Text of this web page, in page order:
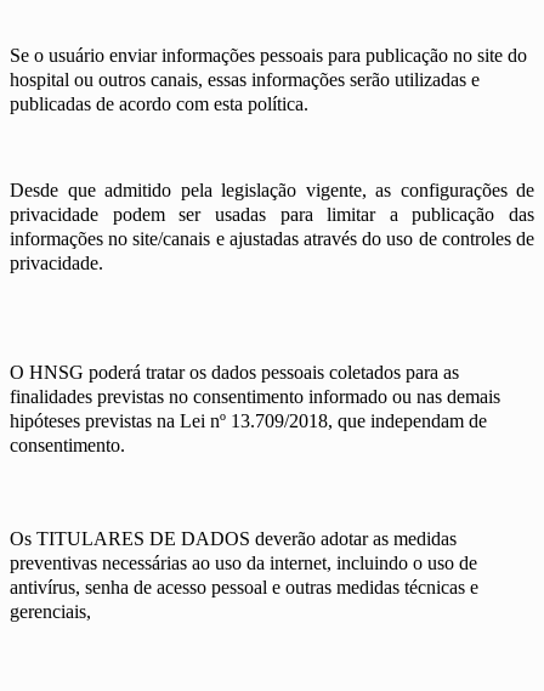
Se o usuário enviar informações pessoais para publicação no site do
hospital ou outros canais, essas informações serão utilizadas e
publicadas de acordo com esta política.
Desde que admitido pela legislação vigente, as configurações de
privacidade podem ser usadas para limitar a publicação das
informações no site/canais e ajustadas através do uso de controles de
privacidade.
O HNSG poderá tratar os dados pessoais coletados para as
finalidades previstas no consentimento informado ou nas demais
hipóteses previstas na Lei nº 13.709/2018, que independam de
consentimento.
Os TITULARES DE DADOS deverão adotar as medidas
preventivas necessárias ao uso da internet, incluindo o uso de
antivírus, senha de acesso pessoal e outras medidas técnicas e
gerenciais,